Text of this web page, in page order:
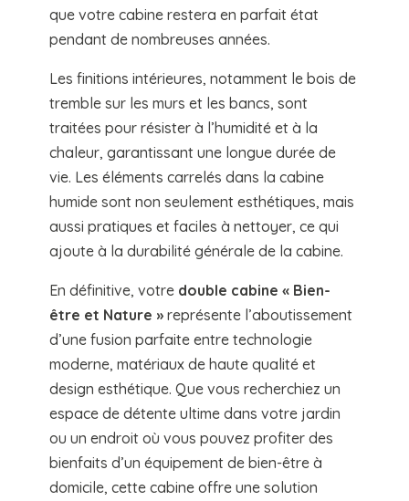
que votre cabine restera en parfait état
pendant de nombreuses années.
Les finitions intérieures, notamment le bois de
tremble sur les murs et les bancs, sont
traitées pour résister à l’humidité et à la
chaleur, garantissant une longue durée de
vie. Les éléments carrelés dans la cabine
humide sont non seulement esthétiques, mais
aussi pratiques et faciles à nettoyer, ce qui
ajoute à la durabilité générale de la cabine.
En définitive, votre double cabine « Bien-
être et Nature »représente l’aboutissement
d’une fusion parfaite entre technologie
moderne, matériaux de haute qualité et
design esthétique. Que vous recherchiez un
espace de détente ultime dans votre jardin
ou un endroit où vous pouvez profiter des
bienfaits d’un équipement de bien-être à
domicile, cette cabine offre une solution